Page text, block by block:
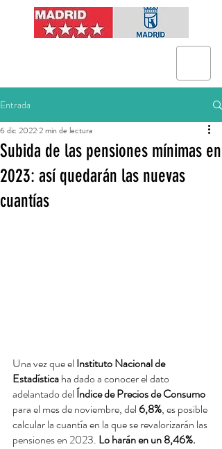
Entrada
Subida de las pensiones mínimas en
2023: así quedarán las nuevas
cuantías
6 dic 20222 min de lectura
Una vez que el Instituto Nacional de
Estadística ha dado a conocer el dato
adelantado del Índice de Precios de Consumo
para el mes de noviembre, del 6,8%, es posible
calcular la cuantía en la que se revalorizarán las
pensiones en 2023. Lo harán en un 8,46%.